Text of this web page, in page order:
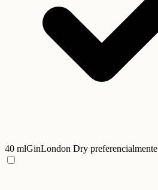
40 mlGinLondon Dry preferencialmente